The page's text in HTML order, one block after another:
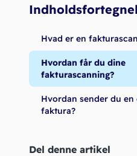
Hvad er en
Hvordan får du dine
fakturascanning?
Hvordan sender du en
faktura?
Del denne artikel